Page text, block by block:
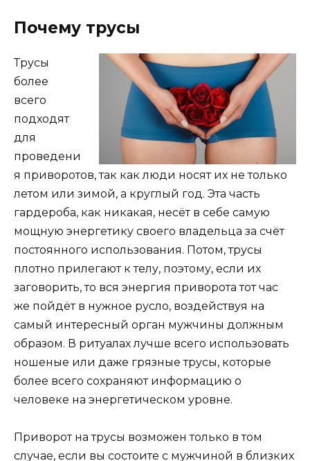
Почему трусы
Трусы
более
всего
подходят
для
проведени
я приворотов, так как люди носят их не только
летом или зимой, а круглый год. Эта часть
гардероба, как никакая, несёт в себе самую
мощную энергетику своего владельца за счёт
постоянного использования. Потом, трусы
плотно прилегают к телу, поэтому, если их
заговорить, то вся энергия приворота тот час
же пойдёт в нужное русло, воздействуя на
самый интересный орган мужчины должным
образом. В ритуалах лучше всего использовать
ношеные или даже грязные трусы, которые
более всего сохраняют информацию о
человеке на энергетическом уровне.
Приворот на трусы возможен только в том
случае, если вы состоите с мужчиной в близких